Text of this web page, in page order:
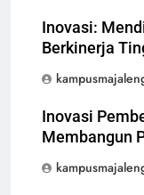
Inovasi:
Berkinerja
Inovasi
Membangun